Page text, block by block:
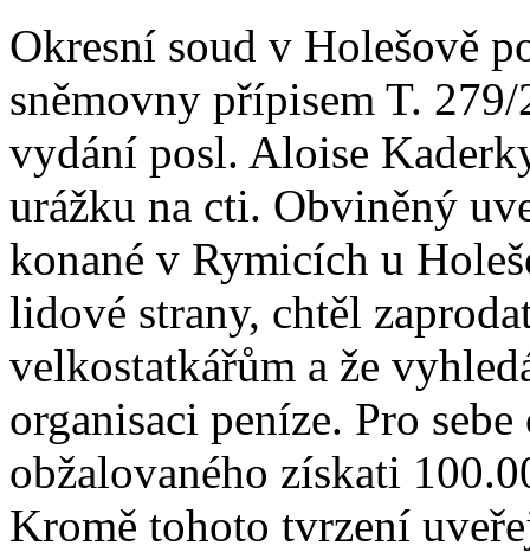
Okresní soud v Holešově
sněmovny přípisem T.
vydání posl. Aloise
urážku na cti. Obviněný
konané v Rymicích u
lidové strany, chtěl
velkostatkářům a že
organisaci peníze. Pro
obžalovaného získati
Kromě tohoto tvrzení